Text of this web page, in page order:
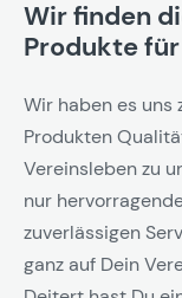
Wir finden
Produkte
Wir haben es uns
Produkten
Vereinsleben zu
nur
zuverlässigen
ganz auf Dein